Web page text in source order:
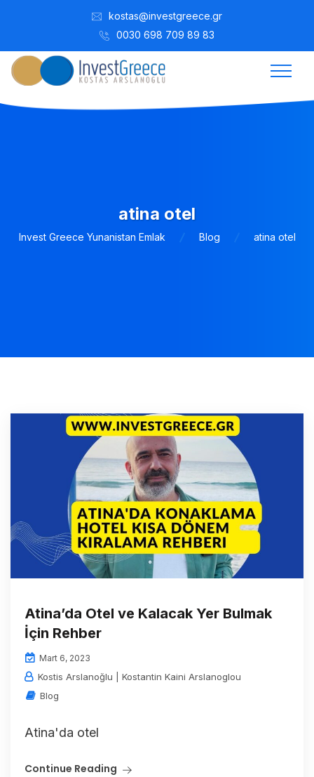
kostas@investgreece.gr
0030 698 709 89 83
atina otel
Invest Greece Yunanistan Emlak Blog atina otel
Atina’da Otel ve Kalacak Yer Bulmak
İçin Rehber
Mart 6, 2023
Kostis Arslanoğlu | Kostantin Kaini Arslanoglou
Blog
Atina'da otel
Continue Reading